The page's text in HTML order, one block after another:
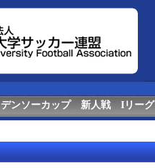
デンソーカップ 新人戦 Iリーグ